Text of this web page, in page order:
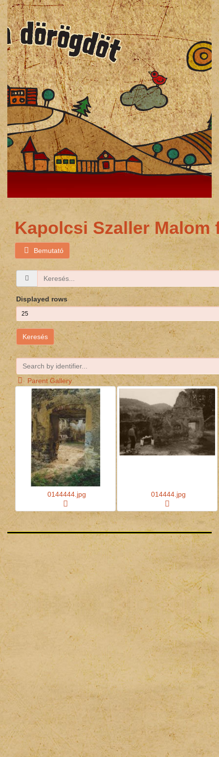
Kapolcsi Szaller
Bemutató
Displayed rows
Keresés
Parent Gallery
0144444.jpg 014444.jpg